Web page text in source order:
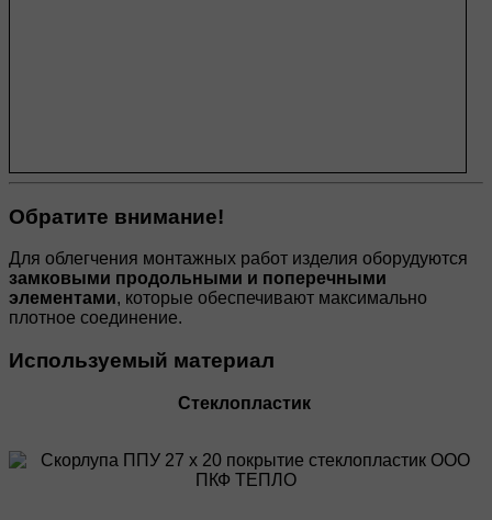
Обратите внимание!
Для облегчения монтажных работ изделия оборудуются
замковыми продольными и поперечными
элементами, которые обеспечивают максимально
плотное соединение.
Используемый материал
Стеклопластик